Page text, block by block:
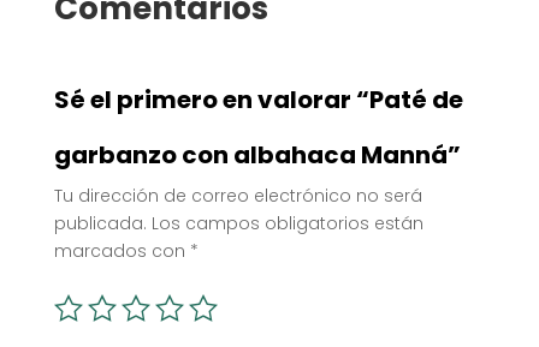
Sé el primero en valorar “Paté de
garbanzo con albahaca Manná”
Tu dirección de correo electrónico no será
publicada. Los campos obligatorios están
marcados con *